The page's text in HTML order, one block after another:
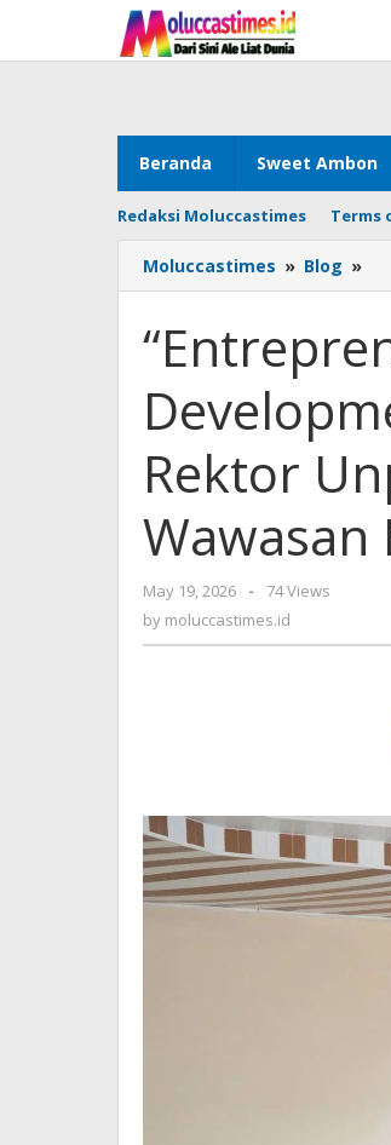
content
Beranda Sweet Ambon
Redaksi Moluccastimes Terms
Moluccastimes » Blog »
Rektor
Wawasan
May 19, 2026
by
moluccastimes.id
-
74 Views
by moluccastimes.id